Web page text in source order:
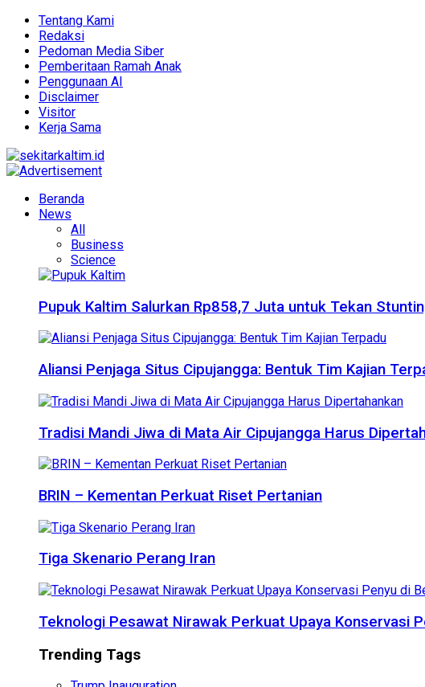
Tentang Kami
Redaksi
Pedoman Media Siber
Pemberitaan Ramah Anak
Penggunaan AI
Disclaimer
Visitor
Kerja Sama
Beranda
News
All
Business
Science
Pupuk Kaltim Salurkan Rp858,7 Juta untuk Tekan
Aliansi Penjaga Situs Cipujangga: Bentuk Tim Kajian
Tradisi Mandi Jiwa di Mata Air Cipujangga Harus
BRIN – Kementan Perkuat Riset Pertanian
Tiga Skenario Perang Iran
Teknologi Pesawat Nirawak Perkuat Upaya Konservasi
Trending Tags